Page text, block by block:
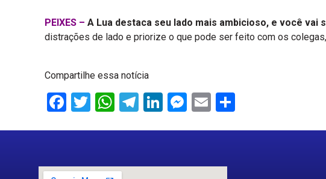
PEIXES – A Lua destaca seu lado mais ambicioso, e você
distrações de lado e priorize o que pode ser feito com os
Compartilhe essa notícia
Facebook
Twitter
WhatsApp
Telegram
LinkedIn
Messenger
Email